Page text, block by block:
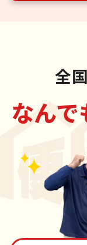
全
なんで